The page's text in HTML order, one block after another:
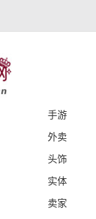
手游
外卖
头饰
实体
卖家